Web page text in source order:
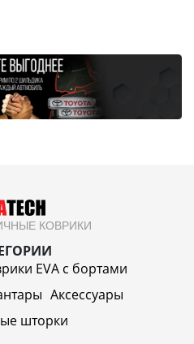
КОВРИКИ
EVA c бортами
Аксессуары
шторки